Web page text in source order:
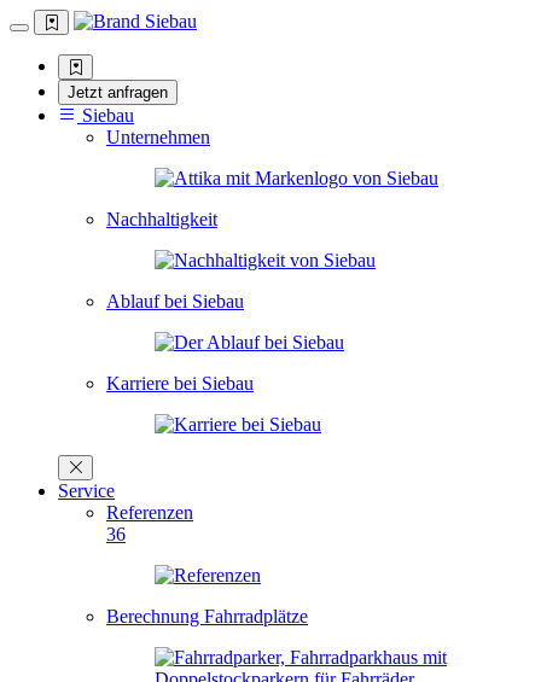
Jetzt anfragen
Siebau
Unternehmen
Nachhaltigkeit
Ablauf bei Siebau
Karriere bei Siebau
Service
Referenzen
36
Berechnung Fahrradplätze